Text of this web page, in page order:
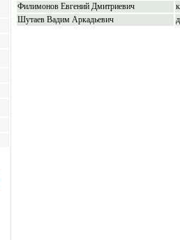
Филимонов Евгений Дмитриевич
Шутаев Вадим Аркадьевич